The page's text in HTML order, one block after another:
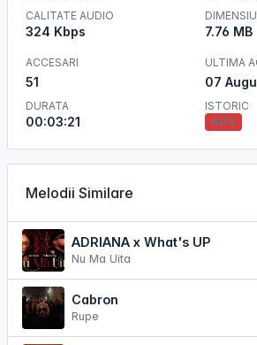
CALITATE AUDIO
324 Kbps 7.76 MB
ACCESARI
51
DURATA
00:03:21
ULTIMA
07
ISTORIC
ADV
Melodii Similare
ADRIANA x What's UP
Nu Ma Uita
Cabron
Rupe